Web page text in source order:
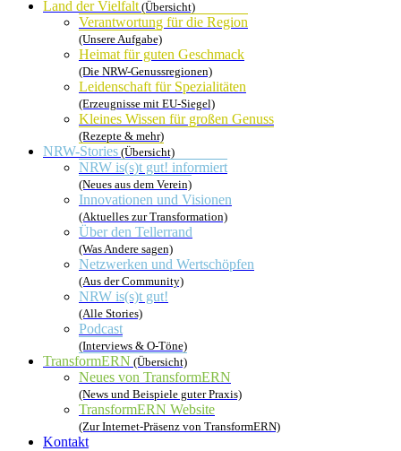
Land der Vielfalt(Übersicht)
Verantwortung für die Region
(Unsere Aufgabe)
Heimat für guten Geschmack
(Die NRW-Genussregionen)
Leidenschaft für Spezialitäten
(Erzeugnisse mit EU-Siegel)
Kleines Wissen für großen Genuss
(Rezepte & mehr)
NRW-Stories (Übersicht)
NRW is(s)t gut! informiert
(Neues aus dem Verein)
Innovationen und Visionen
(Aktuelles zur Transformation)
Über den Tellerrand
(Was Andere sagen)
Netzwerken und Wertschöpfen
(Aus der Community)
NRW is(s)t gut!
(Alle Stories)
Podcast
(Interviews & O-Töne)
TransformERN (Übersicht)
Neues von TransformERN
(News und Beispiele guter Praxis)
TransformERN Website
(Zur Internet-Präsenz von TransformERN)
Kontakt